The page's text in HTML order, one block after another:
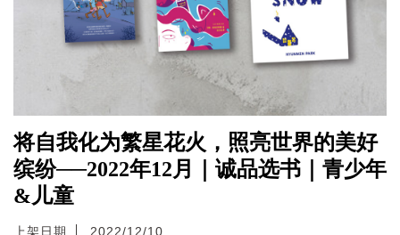
将自我化为繁星花火，照亮世界的美好
缤纷──2022年12月｜诚品选书｜青少年
&儿童
上架日期 2022/12/10